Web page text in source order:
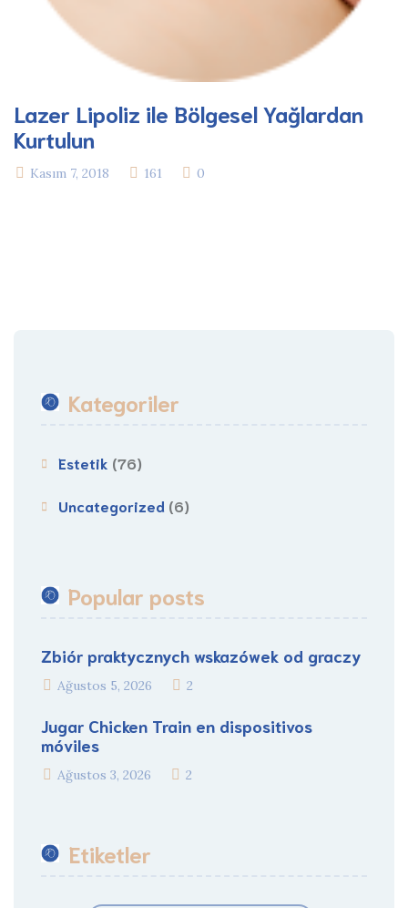
Lazer Lipoliz ile Bölgesel Yağlardan
Kurtulun
Kasım 7, 2018 161 0
Kategoriler
Estetik (76)
Uncategorized (6)
Popular posts
Zbiór praktycznych wskazówek od graczy
Ağustos 5, 2026 2
Jugar Chicken Train en dispositivos
móviles
Ağustos 3, 2026 2
Etiketler